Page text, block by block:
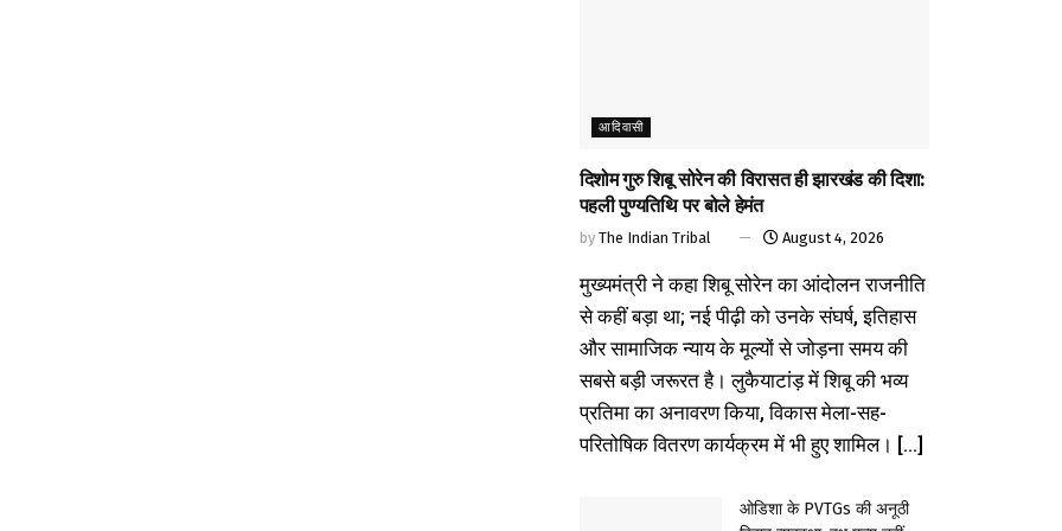
आदिवासी
दिशोम गुरु शिबू सोरेन की विरासत ही झारखंड की दिशा:
पहली पुण्यतिथि पर बोले हेमंत
by The Indian Tribal August 4, 2026
मुख्यमंत्री ने कहा शिबू सोरेन का आंदोलन राजनीति
से कहीं बड़ा था; नई पीढ़ी को उनके संघर्ष, इतिहास
और सामाजिक न्याय के मूल्यों से जोड़ना समय की
सबसे बड़ी जरूरत है। लुकैयाटांड़ में शिबू की भव्य
प्रतिमा का अनावरण किया, विकास मेला-सह-
परितोषिक वितरण कार्यक्रम में भी हुए शामिल। [...]
ओडिशा के PVTGs की अनूठी